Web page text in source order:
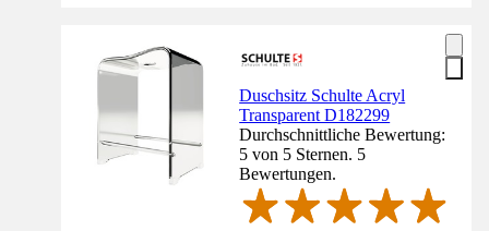
Duschsitz Schulte Acryl
Transparent D182299
Durchschnittliche Bewertung:
5 von 5 Sternen. 5
Bewertungen.